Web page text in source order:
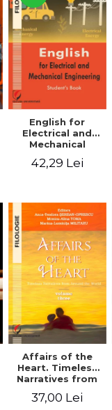
English for
Electrical and
Mechanical
Student’s book
42,29 Lei
Affairs of the
Heart. Timeless
Narratives from
World. Volume
37,00 Lei